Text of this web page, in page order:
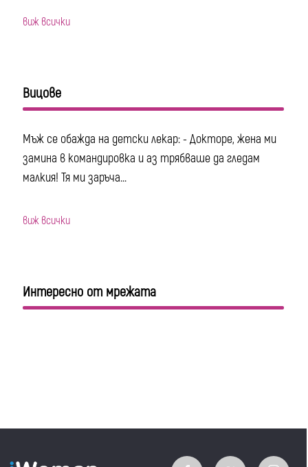
виж всички
Вицове
Мъж се обажда на детски лекар: - Докторе, жена ми
замина в командировка и аз трябваше да гледам
малкия! Тя ми заръча...
виж всички
Интересно от мрежата